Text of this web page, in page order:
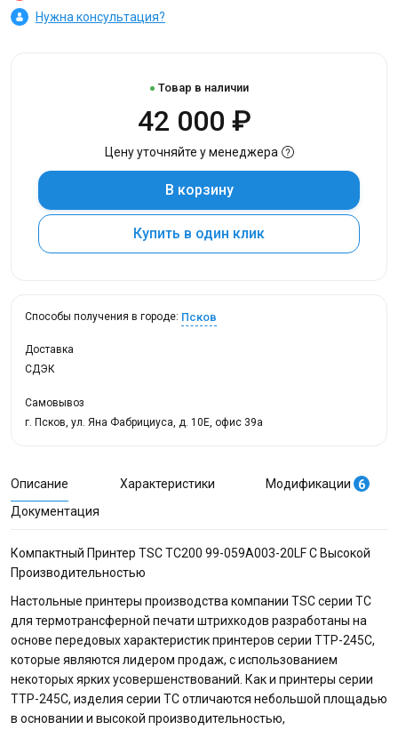
Нужна консультация?
Товар в наличии
42 000 ₽
Цену уточняйте у менеджера
В корзину
Купить в один клик
Способы получения в городе: Псков
Доставка
СДЭК
Самовывоз
г. Псков, ул. Яна Фабрициуса, д. 10Е, офис 39а
Описание Характеристики Модификации
6
Документация
Компактный Принтер TSC TC200 99-059A003-20LF С Высокой
Производительностью
Настольные принтеры производства компании TSC серии TC
для термотрансферной печати штрихкодов разработаны на
основе передовых характеристик принтеров серии TTP-245C,
которые являются лидером продаж, с использованием
некоторых ярких усовершенствований. Как и принтеры серии
TTP-245C, изделия серии TC отличаются небольшой площадью
в основании и высокой производительностью,